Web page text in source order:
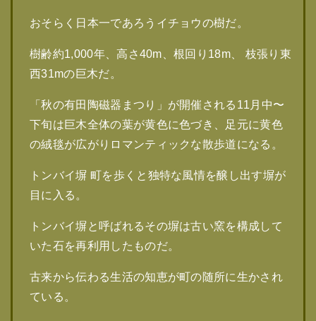
おそらく日本一であろうイチョウの樹だ。
樹齢約1,000年、高さ40m、根回り18m、 枝張り東
西31mの巨木だ。
「秋の有田陶磁器まつり」が開催される11月中〜
下旬は巨木全体の葉が黄色に色づき、足元に黄色
の絨毯が広がりロマンティックな散歩道になる。
トンバイ塀 町を歩くと独特な風情を醸し出す塀が
目に入る。
トンバイ塀と呼ばれるその塀は古い窯を構成して
いた石を再利用したものだ。
古来から伝わる生活の知恵が町の随所に生かされ
ている。